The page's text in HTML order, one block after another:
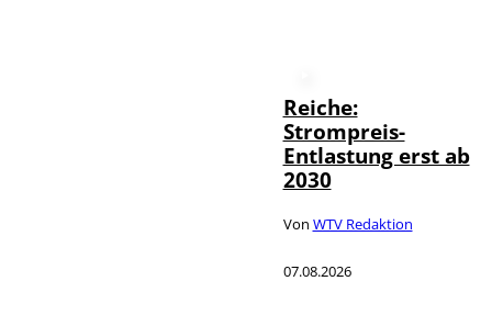
Reiche:
Strompreis-
Entlastung erst ab
2030
Von WTV Redaktion
07.08.2026